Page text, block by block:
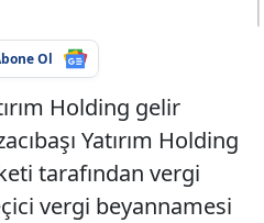
Ol
Holding gelir
Yatırım Holding
tarafından vergi
vergi beyannamesi